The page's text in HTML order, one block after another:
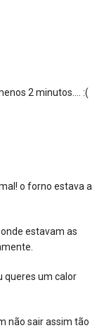
2 minutos…. :(
o forno estava a
estavam as
queres um calor
não sair assim tão